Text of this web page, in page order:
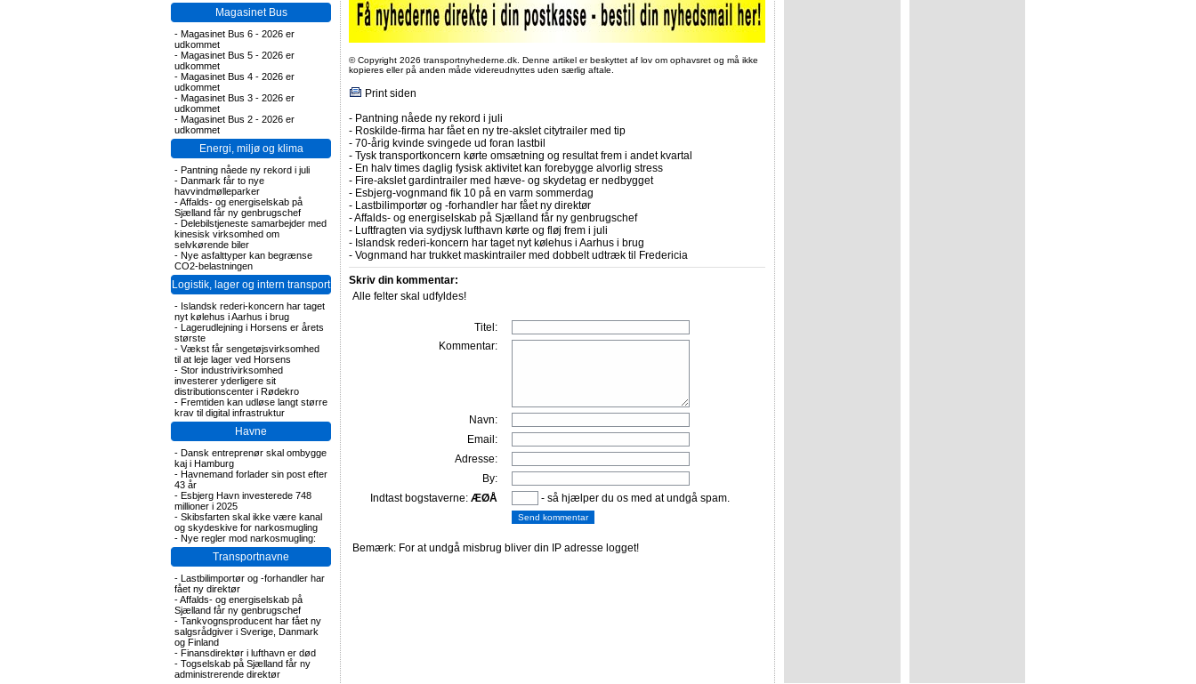
Magasinet Bus
- Magasinet Bus 6 - 2026 er
udkommet
- Magasinet Bus 5 - 2026 er
udkommet
- Magasinet Bus 4 - 2026 er
udkommet
- Magasinet Bus 3 - 2026 er
udkommet
- Magasinet Bus 2 - 2026 er
udkommet
Energi, miljø og klima
- Pantning nåede ny rekord i juli
- Danmark får to nye
havvindmølleparker
-Affalds- og energiselskab på
Sjælland får ny genbrugschef
- Delebilstjeneste samarbejder med
kinesisk virksomhed om
selvkørende biler
- Nye asfalttyper kan begrænse
CO2-belastningen
Logistik, lager og intern transport
- Islandsk rederi-koncern har taget
nyt kølehus i Aarhus i brug
- Lagerudlejning i Horsens er årets
største
- Vækst får sengetøjsvirksomhed
til at leje lager ved Horsens
- Stor industrivirksomhed
investerer yderligere sit
distributionscenter i Rødekro
- Fremtiden kan udløse langt større
krav til digital infrastruktur
Havne
- Dansk entreprenør skal ombygge
kaj i Hamburg
- Havnemand forlader sin post efter
43 år
- Esbjerg Havn investerede 748
millioner i 2025
- Skibsfarten skal ikke være kanal
og skydeskive for narkosmugling
- Nye regler mod narkosmugling:
Transportnavne
- Lastbilimportør og -forhandler har
fået ny direktør
-Affalds- og energiselskab på
Sjælland får ny genbrugschef
- Tankvognsproducent har fået ny
salgsrådgiver i Sverige, Danmark
og Finland
- Finansdirektør i lufthavn er død
- Togselskab på Sjælland får ny
administrerende direktør
© Copyright 2026 transportnyhederne.dk. Denne artikel er beskyttet af lov om ophavsret og må ikke
kopieres eller på anden måde videreudnyttes uden særlig aftale.
Print siden
- Pantning nåede ny rekord i juli
- Roskilde-firma har fået en ny tre-akslet citytrailer med tip
- 70-årig kvinde svingede ud foran lastbil
- Tysk transportkoncern kørte omsætning og resultat frem i andet kvartal
- En halv times daglig fysisk aktivitet kan forebygge alvorlig stress
- Fire-akslet gardintrailer med hæve- og skydetag er nedbygget
- Esbjerg-vognmand fik 10 på en varm sommerdag
- Lastbilimportør og -forhandler har fået ny direktør
-Affalds- og energiselskab på Sjælland får ny genbrugschef
- Luftfragten via sydjysk lufthavn kørte og fløj frem i juli
- Islandsk rederi-koncern har taget nyt kølehus i Aarhus i brug
- Vognmand har trukket maskintrailer med dobbelt udtræk til Fredericia
Skriv din kommentar:
Alle felter skal udfyldes!
Titel:
Kommentar:
Navn:
Email:
Adresse:
By:
Indtast bogstaverne: ÆØÅ - så hjælper du os med at undgå spam.
Bemærk: For at undgå misbrug bliver din IP adresse logget!